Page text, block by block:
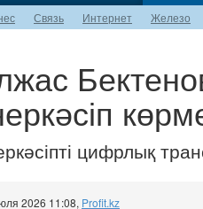
Связь Интернет Железо
цифрлық
2026 11:08, Profit.kz